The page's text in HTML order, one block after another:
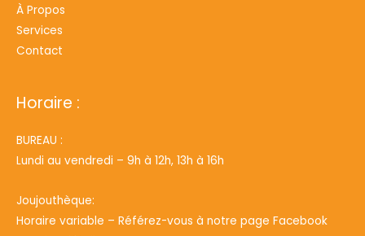
À Propos
Services
Contact
Horaire :
BUREAU :
Lundi au vendredi – 9h à 12h, 13h à 16h
Joujouthèque:
Horaire variable – Référez-vous à notre page Facebook